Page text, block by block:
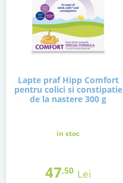
Lapte praf Hipp Comfort
pentru colici si constipatie
de la nastere 300 g
in stoc
47,50 Lei